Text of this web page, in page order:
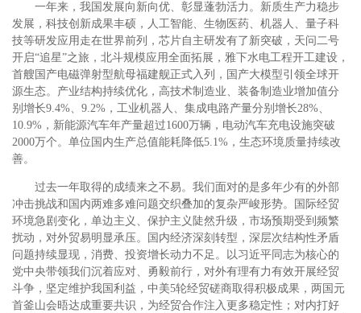
一年来，我国发展向新向优、彰显蓬勃活力。新质生产力稳步
发展，科技创新成果丰硕，人工智能、生物医药、机器人、量子科
技等研发应用走在世界前列，芯片自主研发有了新突破，天问二号
开启“追星”之旅，北斗规模应用全面拓展，雅下水电工程开工建设，
首艘国产电磁弹射型航母福建舰正式入列，国产大模型引领全球开
源生态。产业结构持续优化，高技术制造业、装备制造业增加值分
别增长9.4%、9.2%，工业机器人、集成电路产量分别增长28%、
10.9%，新能源汽车年产量超过1600万辆，电动汽车充电设施突破
2000万个。单位国内生产总值能耗降低5.1%，生态环境质量持续改
善。
过去一年取得的成绩来之不易。我们面对的是多年少有的外部
冲击挑战和国内两难多难问题交织叠加的复杂严峻形势。国际经贸
环境急剧变化，单边主义、保护主义陡然升级，市场预期受到频繁
扰动，对外贸易明显承压。国内经济深刻转型，深层次结构性矛盾
问题持续显现，消费、投资增长动力不足。以习近平同志为核心的
党中央带领我们沉着应对、勇毅前行，对外有理有力有效开展经贸
斗争，坚定维护我国利益，中美5轮经贸磋商取得积极成果，两国元
首釜山会晤达成重要共识，为经贸合作注入更多稳定性；对内打好